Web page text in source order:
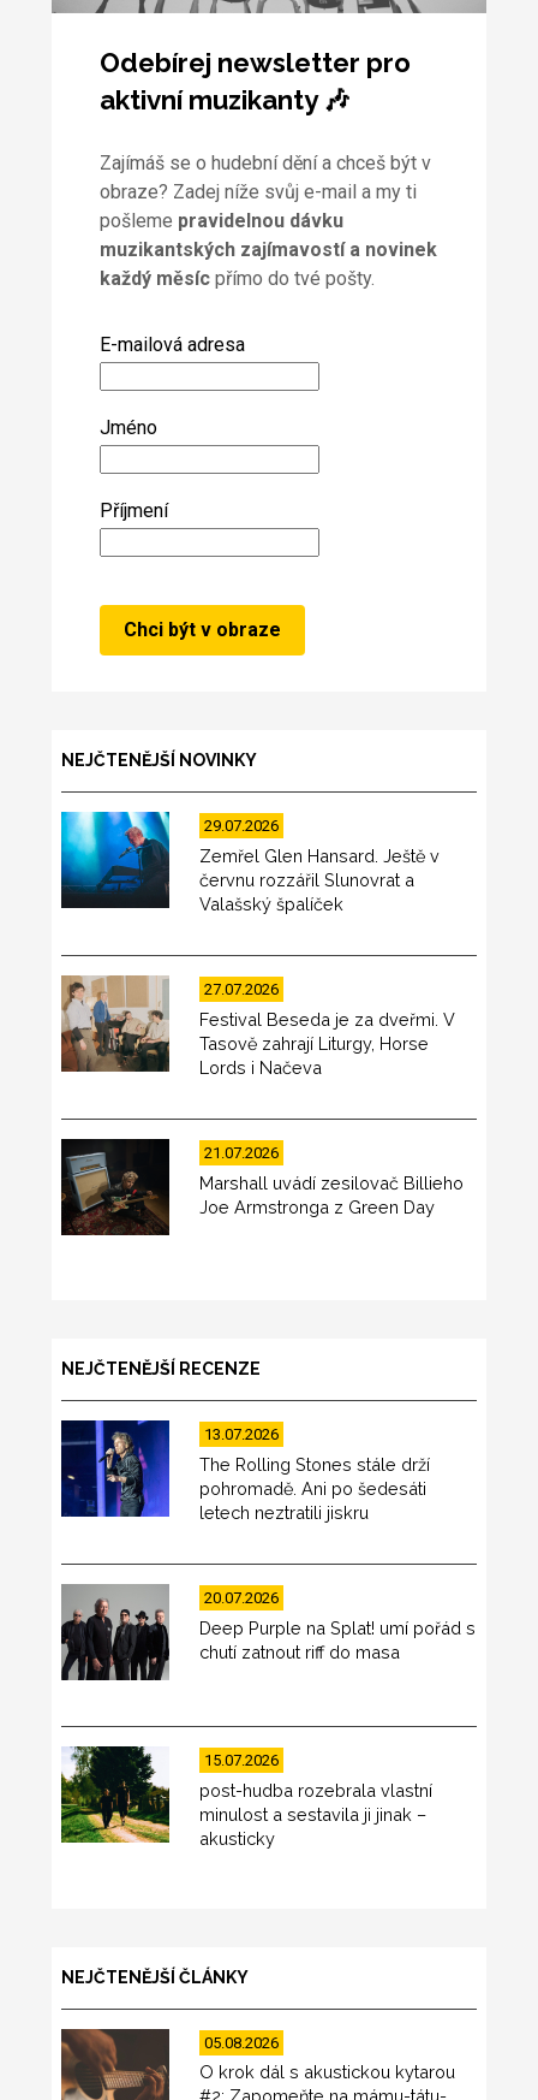
Odebírej newsletter pro
aktivní muzikanty 🎶
Zajímáš se o hudební dění a chceš být v
obraze? Zadej níže svůj e-mail a my ti
pošleme pravidelnou dávku
muzikantských zajímavostí a novinek
každý měsícpřímo do tvé pošty.
E-mailová adresa
Jméno
Příjmení
NEJČTENĚJŠÍ NOVINKY
29.07.2026
Zemřel Glen Hansard. Ještě v
červnu rozzářil Slunovrat a
Valašský špalíček
27.07.2026
Festival Beseda je za dveřmi. V
Tasově zahrají Liturgy, Horse
Lords i Načeva
21.07.2026
Marshall uvádí zesilovač Billieho
Joe Armstronga z Green Day
NEJČTENĚJŠÍ RECENZE
13.07.2026
The Rolling Stones stále drží
pohromadě. Ani po šedesáti
letech neztratili jiskru
20.07.2026
Deep Purple na Splat! umí pořád s
chutí zatnout riff do masa
15.07.2026
post-hudba rozebrala vlastní
minulost a sestavila ji jinak –
akusticky
NEJČTENĚJŠÍ ČLÁNKY
05.08.2026
O krok dál s akustickou kytarou